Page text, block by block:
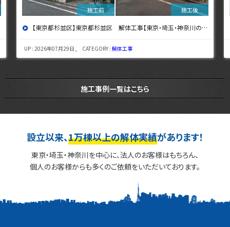
【東京都杉並区】東京都杉並区 解体工事【東京・埼玉・神奈川の解体工事なら東央建設へ】
UP : 2026年07月29日 , CATEGORY :解体工事
施工事例一覧はこちら
設立以来、1万棟以上の解体実績があります！
東京・埼玉・神奈川を中心に、法人のお客様はもちろん、
個人のお客様からも多くのご依頼をいただいております。